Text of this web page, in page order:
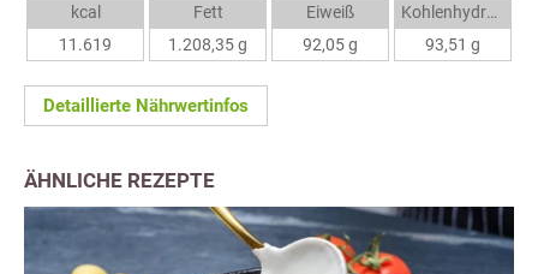
kcal
11.619
Fett
1.208,35 g
Eiweiß
92,05 g
Kohlenhydrate
93,51 g
Detaillierte Nährwertinfos
ÄHNLICHE REZEPTE